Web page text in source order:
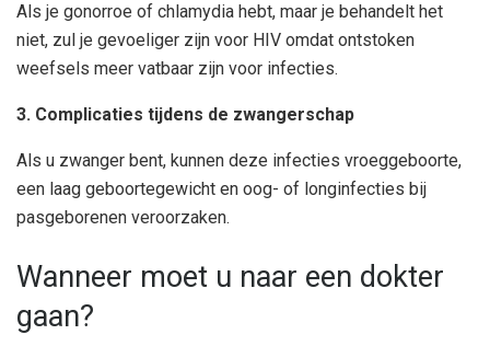
Als je gonorroe of chlamydia hebt, maar je behandelt het
niet, zul je gevoeliger zijn voor HIV omdat ontstoken
weefsels meer vatbaar zijn voor infecties.
3. Complicaties tijdens de zwangerschap
Als u zwanger bent, kunnen deze infecties vroeggeboorte,
een laag geboortegewicht en oog- of longinfecties bij
pasgeborenen veroorzaken.
Wanneer moet u naar een dokter
gaan?